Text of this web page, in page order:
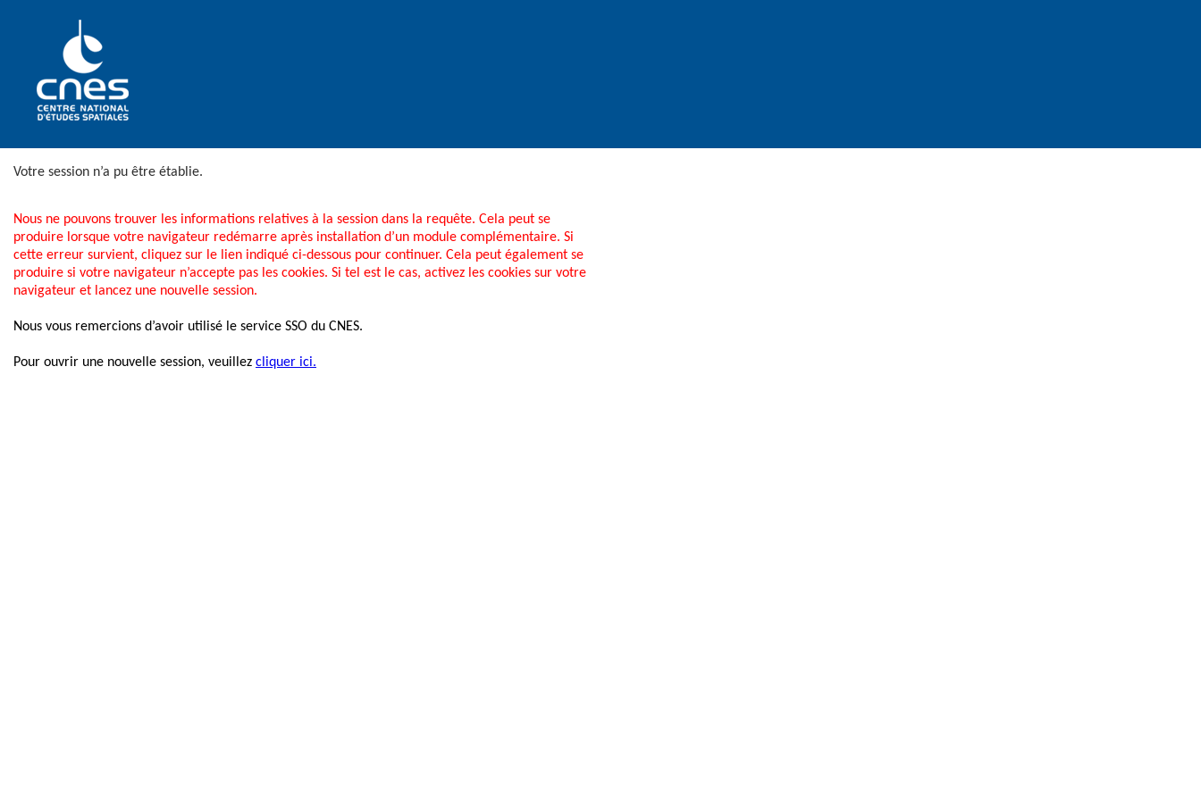
Votre session n’a pu être établie.
Nous ne pouvons trouver les informations relatives à la session dans la requête. Cela peut se
produire lorsque votre navigateur redémarre après installation d’un module complémentaire. Si
cette erreur survient, cliquez sur le lien indiqué ci-dessous pour continuer. Cela peut également se
produire si votre navigateur n’accepte pas les cookies. Si tel est le cas, activez les cookies sur votre
navigateur et lancez une nouvelle session.
Nous vous remercions d’avoir utilisé le service SSO du CNES.
Pour ouvrir une nouvelle session, veuillez cliquer ici.